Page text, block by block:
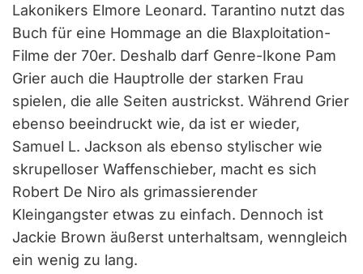
Lakonikers Elmore Leonard. Tarantino nutzt das
Buch für eine Hommage an die Blaxploitation-
Filme der 70er. Deshalb darf Genre-Ikone Pam
Grier auch die Hauptrolle der starken Frau
spielen, die alle Seiten austrickst. Während Grier
ebenso beeindruckt wie, da ist er wieder,
Samuel L. Jackson als ebenso stylischer wie
skrupelloser Waffenschieber, macht es sich
Robert De Niro als grimassierender
Kleingangster etwas zu einfach. Dennoch ist
Jackie Brown äußerst unterhaltsam, wenngleich
ein wenig zu lang.